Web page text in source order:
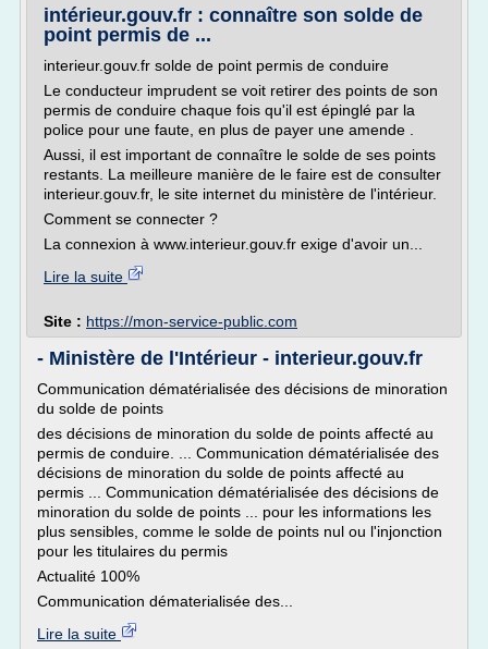
intérieur.gouv.fr : connaître son solde de
point permis de ...
interieur.gouv.fr solde de point permis de conduire
Le conducteur imprudent se voit retirer des points de son
permis de conduire chaque fois qu'il est épinglé par la
police pour une faute, en plus de payer une amende .
Aussi, il est important de connaître le solde de ses points
restants. La meilleure manière de le faire est de consulter
interieur.gouv.fr, le site internet du ministère de l'intérieur.
Comment se connecter ?
La connexion à www.interieur.gouv.fr exige d'avoir un...
Lire la suite
Site : https://mon-service-public.com
- Ministère de l'Intérieur - interieur.gouv.fr
Communication dématérialisée des décisions de minoration
du solde de points
des décisions de minoration du solde de points affecté au
permis de conduire. ... Communication dématérialisée des
décisions de minoration du solde de points affecté au
permis ... Communication dématérialisée des décisions de
minoration du solde de points ... pour les informations les
plus sensibles, comme le solde de points nul ou l'injonction
pour les titulaires du permis
Actualité 100%
Communication dématerialisée des...
Lire la suite